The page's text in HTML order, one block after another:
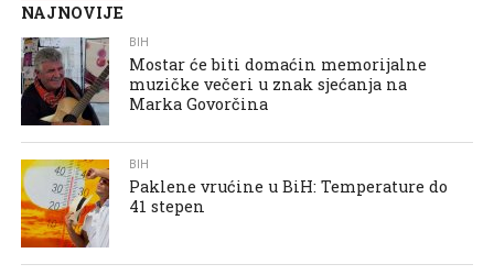
NAJNOVIJE
BIH
Mostar će biti domaćin memorijalne
muzičke večeri u znak sjećanja na
Marka Govorčina
BIH
Paklene vrućine u BiH: Temperature do
41 stepen